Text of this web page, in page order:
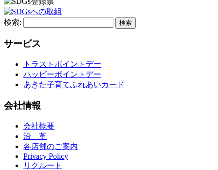
検索:
サービス
トラストポイントデー
ハッピーポイントデー
あきた子育てふれあいカード
会社情報
会社概要
沿 革
各店舗のご案内
Privacy Policy
リクルート